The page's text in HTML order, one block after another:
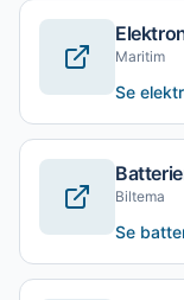
Maritim
Se
Biltema
Se